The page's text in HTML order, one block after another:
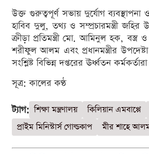
উক্ত গুরুত্বপূর্ণ সভায় দুর্যোগ ব্যবস্থাপনা
হাবিব দুলু, তথ্য ও সম্প্রচারমন্ত্রী জহির
ক্রীড়া প্রতিমন্ত্রী মো. আমিনুল হক, বস্ত্র ও
শরীফুল আলম এবং প্রধানমন্ত্রীর
সংশ্লিষ্ট বিভিন্ন দপ্তরের ঊর্ধ্বতন
সূত্র: কালের কণ্ঠ
ট্যাগ: শিক্ষা মন্ত্রণালয় কিলিয়ান এমবাপ্পে
প্রাইম মিনিস্টার্স গোল্ডকাপ
মীর শাহে